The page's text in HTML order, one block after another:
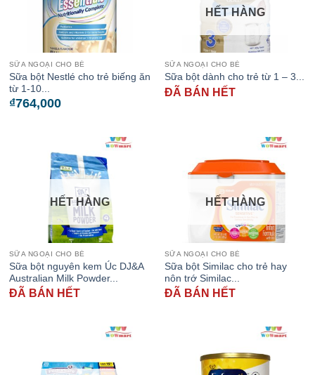
SỮA NGOẠI CHO BÉ
Sữa bột Nestlé cho trẻ biếng ăn
từ 1-10...
₫764,000
HẾT HÀNG
SỮA NGOẠI CHO BÉ
Sữa bột dành cho trẻ từ 1 – 3...
ĐÃ BÁN HẾT
HẾT HÀNG
SỮA NGOẠI CHO BÉ
Sữa bột nguyên kem Úc DJ&A
Australian Milk Powder...
ĐÃ BÁN HẾT
HẾT HÀNG
SỮA NGOẠI CHO BÉ
Sữa bột Similac cho trẻ hay
nôn trớ Similac...
ĐÃ BÁN HẾT